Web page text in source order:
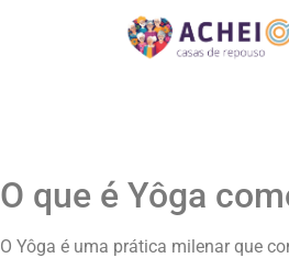
O que é Yôga
O Yôga é uma prática milenar que